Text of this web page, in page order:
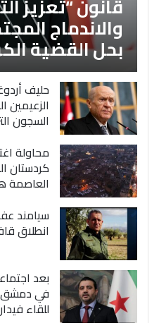
والاندماج
بحل القضية
حليف
الزعيمين
السجون
محاولة
كردستان
العاصمة
سيامند
انطلاق
بعد
في دمشق
للقاء